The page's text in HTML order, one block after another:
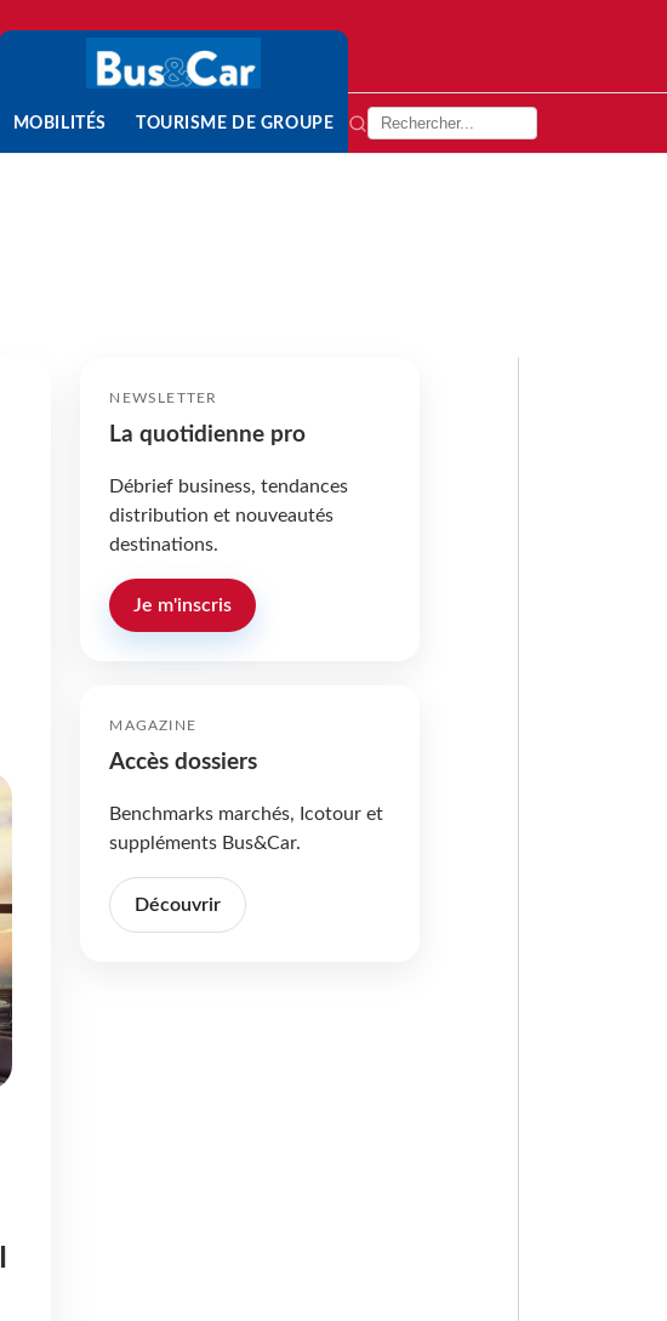
MOBILITÉS TOURISME DE GROUPE
NEWSLETTER
La quotidienne pro
Débrief business, tendances
distribution et nouveautés
destinations.
Je m'inscris
MAGAZINE
Accès dossiers
Benchmarks marchés, Icotour et
suppléments Bus&Car.
Découvrir